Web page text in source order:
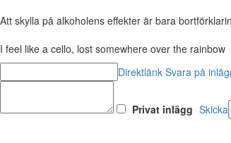
Att skylla på alkoholens effekter är bara
I feel like a cello, lost somewhere over the rainbow
Direktlänk Svara på
Privat inlägg Skicka